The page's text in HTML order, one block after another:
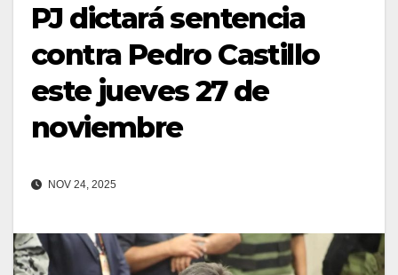
PJ dictará sentencia
contra Pedro Castillo
este jueves 27 de
noviembre
NOV 24, 2025